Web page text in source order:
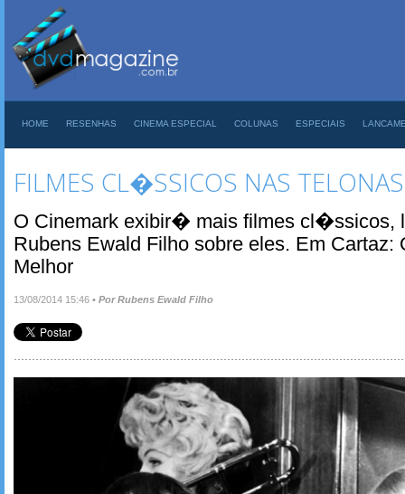
HOME RESENHAS CINEMA ESPECIAL COLUNAS ESPECIAIS
FILMES CL�SSICOS NAS
O Cinemark exibir� mais filmes cl�ssicos,
Rubens Ewald Filho sobre eles. Em Cartaz:
Melhor
13/08/2014 15:46 • Por Rubens Ewald Filho